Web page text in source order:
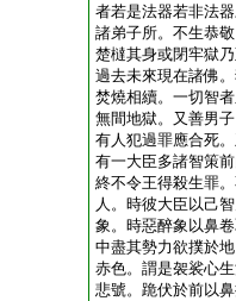
者若是法器若非法
諸弟子所。不生恭
楚橽其身或閉牢獄
過去未來現在諸佛
焚燒相續。一切智
無間地獄。又善男
有人犯過罪應合死
有一大臣多諸智策
終不令王得殺生罪
人。時彼大臣以己
象。時惡醉象以鼻
中盡其勢力欲撲於
赤色。謂是袈裟心
悲號。跪伏於前以